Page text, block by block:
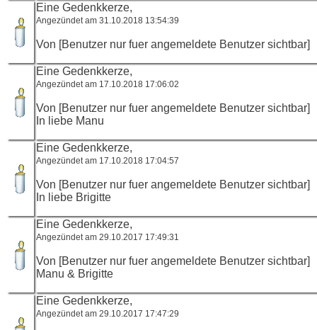
Eine Gedenkkerze,
Angezündet am 31.10.2018 13:54:39
Von [Benutzer nur fuer angemeldete Benutzer sichtbar]
Eine Gedenkkerze,
Angezündet am 17.10.2018 17:06:02
Von [Benutzer nur fuer angemeldete Benutzer sichtbar]
In liebe Manu
Eine Gedenkkerze,
Angezündet am 17.10.2018 17:04:57
Von [Benutzer nur fuer angemeldete Benutzer sichtbar]
In liebe Brigitte
Eine Gedenkkerze,
Angezündet am 29.10.2017 17:49:31
Von [Benutzer nur fuer angemeldete Benutzer sichtbar]
Manu & Brigitte
Eine Gedenkkerze,
Angezündet am 29.10.2017 17:47:29